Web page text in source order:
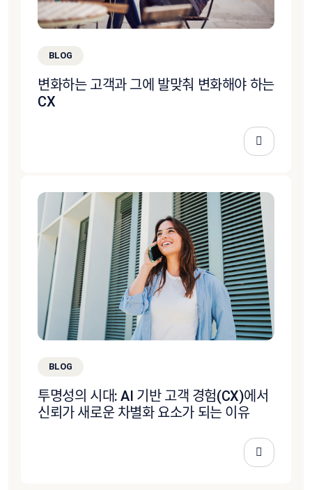
BLOG
변화하는 고객과 그에 발맞춰 변화해야 하는
CX
BLOG
투명성의 시대: AI 기반 고객 경험(CX)에서
신뢰가 새로운 차별화 요소가 되는 이유